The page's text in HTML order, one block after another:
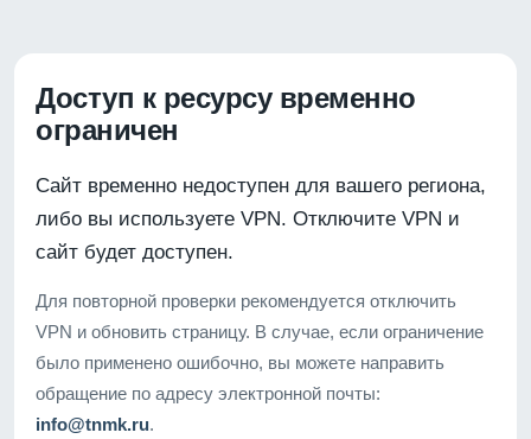
Доступ к ресурсу временно
ограничен
Сайт временно недоступен для вашего региона,
либо вы используете VPN. Отключите VPN и
сайт будет доступен.
Для повторной проверки рекомендуется отключить
VPN и обновить страницу. В случае, если ограничение
было применено ошибочно, вы можете направить
обращение по адресу электронной почты:
info@tnmk.ru.